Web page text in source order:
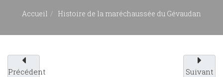
Accueil Histoire de la maréchaussée du Gévaudan
Précédent Suivant